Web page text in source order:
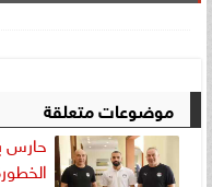
موضوعات متعلقة
حارس